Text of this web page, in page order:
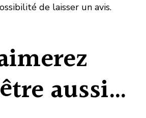
de laisser un avis.
aussi…